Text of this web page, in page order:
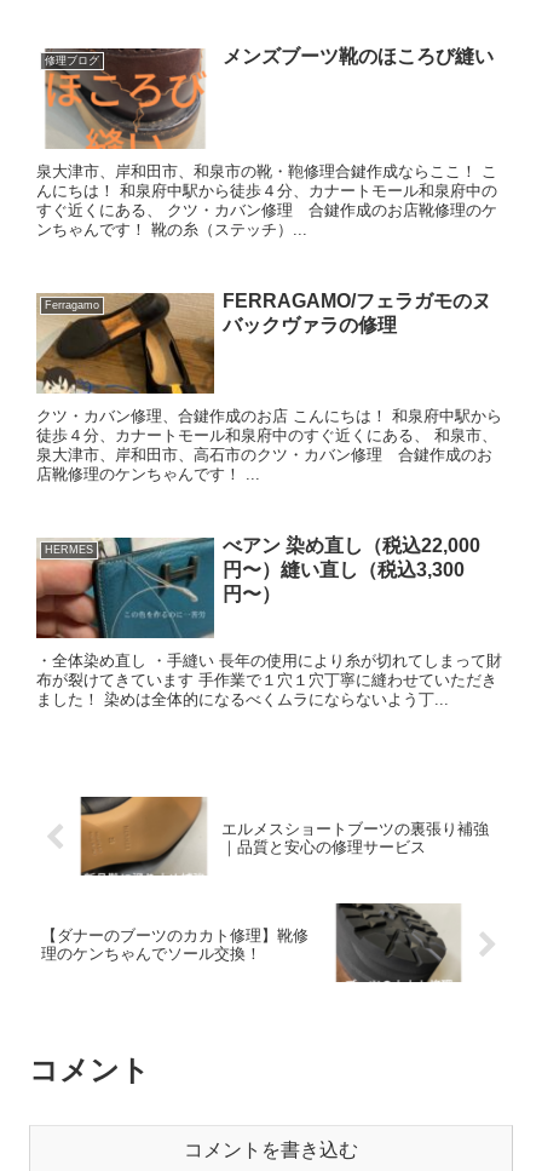
修理ブログ メンズブーツ靴のほころび縫い
泉大津市、岸和田市、和泉市の靴・鞄修理合鍵作成ならここ！ こ
んにちは！ 和泉府中駅から徒歩４分、カナートモール和泉府中の
すぐ近くにある、 クツ・カバン修理 合鍵作成のお店靴修理のケ
ンちゃんです！ 靴の糸（ステッチ）...
Ferragamo
FERRAGAMO/フェラガモのヌ
バックヴァラの修理
クツ・カバン修理、合鍵作成のお店 こんにちは！ 和泉府中駅から
徒歩４分、カナートモール和泉府中のすぐ近くにある、 和泉市、
泉大津市、岸和田市、高石市のクツ・カバン修理 合鍵作成のお
店靴修理のケンちゃんです！ ...
HERMES
べアン 染め直し（税込22,000
円〜）縫い直し（税込3,300
円〜）
・全体染め直し ・手縫い 長年の使用により糸が切れてしまって財
布が裂けてきています 手作業で１穴１穴丁寧に縫わせていただき
ました！ 染めは全体的になるべくムラにならないよう丁...
エルメスショートブーツの裏張り補強
｜品質と安心の修理サービス
【ダナーのブーツのカカト修理】靴修
理のケンちゃんでソール交換！
コメント
コメントを書き込む